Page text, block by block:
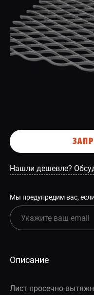
Нашли дешевле?
Мы предупредим вас,
Описание
Лист просечно-